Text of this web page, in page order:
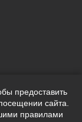
предоставить
сайта.
правилами